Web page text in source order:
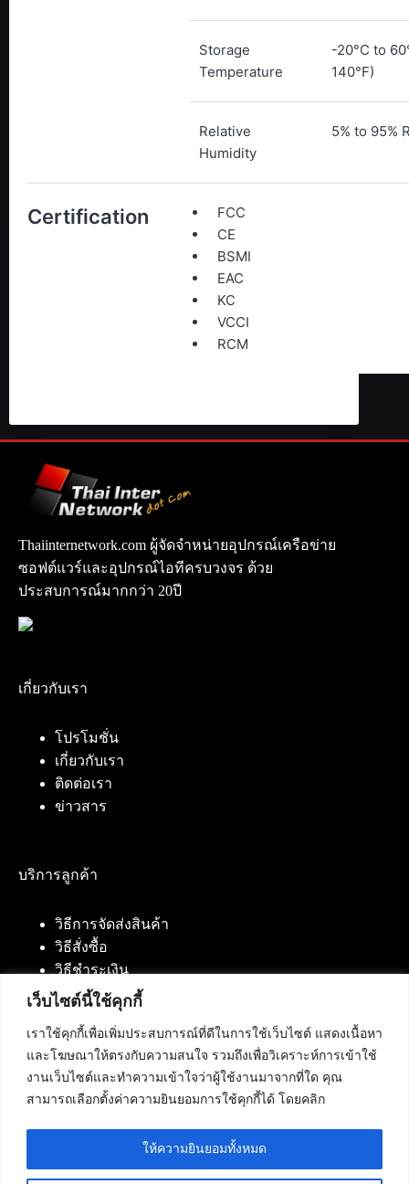
เว็บไซต์นี้ใช้คุกกี้
เราใช้คุกกี้เพื่อเพิ่มประสบการณ์ที่ดีในการใช้เว็บไซต์ แสดงเนื้อหา
และโฆษณาให้ตรงกับความสนใจ รวมถึงเพื่อวิเคราะห์การเข้าใช้
งานเว็บไซต์และทำความเข้าใจว่าผู้ใช้งานมาจากที่ใด คุณ
สามารถเลือกตั้งค่าความยินยอมการใช้คุกกี้ได้ โดยคลิก
ให้ความยินยอมทั้งหมด
Storage
Temperature
-20°C to
140°F)
Relative
Humidity
5% to 95%
Certification
FCC
CE
BSMI
EAC
KC
VCCI
RCM
Thaiinternetwork.com ผู้จัดจำหน่ายอุปกรณ์เครือข่าย
ซอฟต์แวร์และอุปกรณ์ไอทีครบวงจร ด้วย
ประสบการณ์มากกว่า 20ปี
เกี่ยวกับเรา
โปรโมชั่น
เกี่ยวกับเรา
ติดต่อเรา
ข่าวสาร
บริการลูกค้า
วิธีการจัดส่งสินค้า
วิธีสั่งซื้อ
วิธีชำระเงิน
ติดต่อเรา
บริษัท เน็ทฟิวชั่น คอมมิวนิเคชั่น จำกัด 420/94 ถนน
นัมเบอร์วัน-ราม 2 แขวงดอกไม้, เขตประเวศ
กรุงเทพมหานคร 10250
โทรศัพท์ :084-553-4055,086-309-5259,